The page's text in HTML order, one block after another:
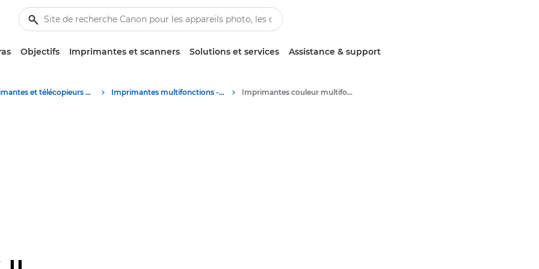
Objectifs Imprimantes et scanners Solutions et services Assistance & support
Imprimantes et télécopieurs professionnels Imprimantes multifonctions - Multifonctions Imprimantes couleur multifonction